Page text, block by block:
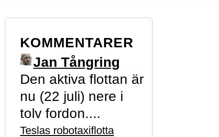
KOMMENTARER
Jan Tångring
Den aktiva flottan är
nu (22 juli) nere i
tolv fordon....
Teslas robotaxiflotta